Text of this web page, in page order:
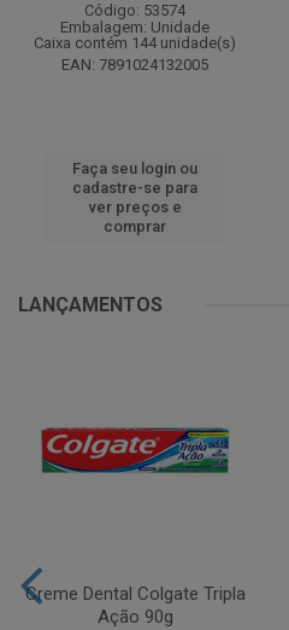
Código: 53574
Embalagem: Unidade
Caixa contém 144 unidade(s)
EAN: 7891024132005
Faça seu login ou
cadastre-se para
ver preços e
comprar
LANÇAMENTOS
Creme Dental Colgate Tripla
Ação 90g